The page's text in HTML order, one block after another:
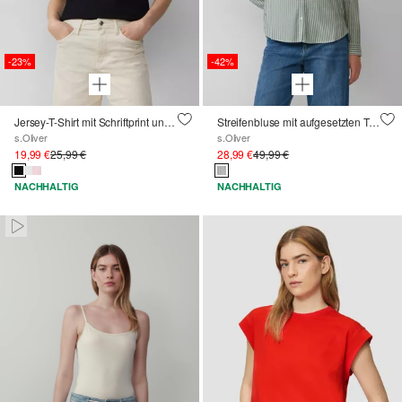
-23%
Jersey-T-Shirt mit Schriftprint und Pailletten
s.Oliver
19,99 €25,99 €
NACHHALTIG
-42%
Streifenbluse mit aufgesetzten Taschen
s.Oliver
28,99 €49,99 €
NACHHALTIG
Pausiert • Stumm